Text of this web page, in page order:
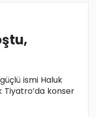
ismi Haluk
Tiyatro’da konser